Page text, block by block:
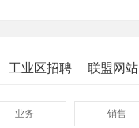
工业区招聘 联盟网站
业务 销售